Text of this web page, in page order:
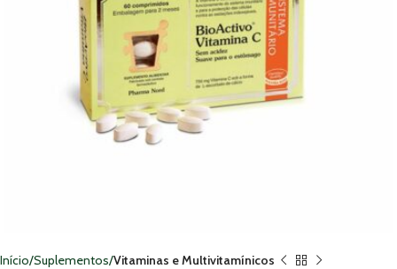
Início Suplementos Vitaminas e Multivitamínicos